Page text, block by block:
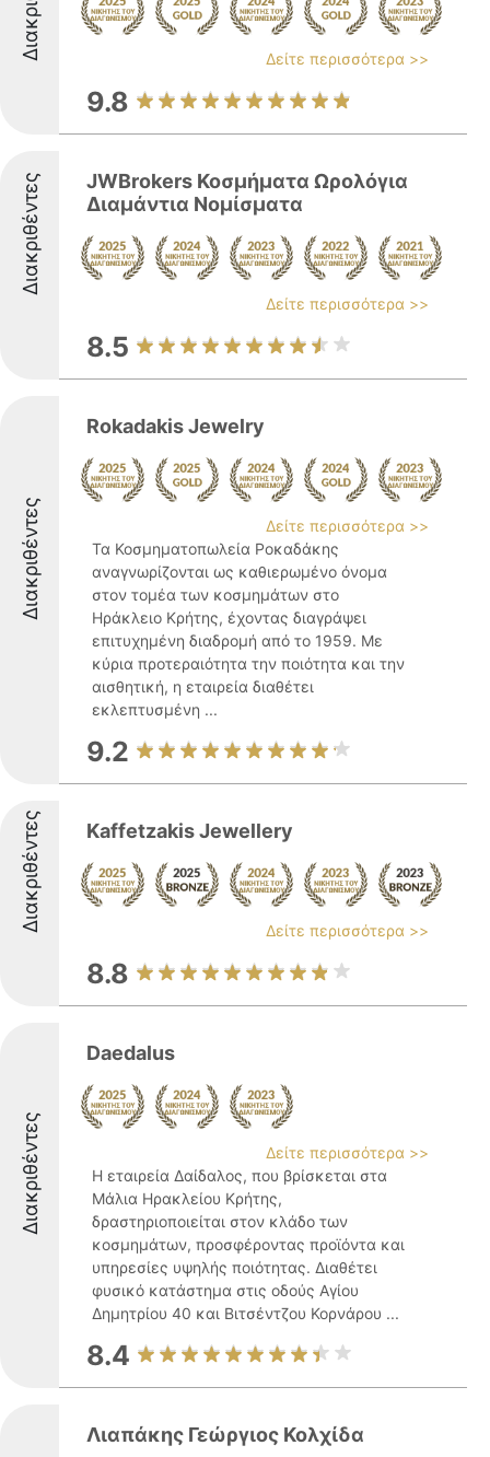
Δείτε περισσότερα >>
9.8
Διακριθέντες
JWBrokers Κοσμήματα Ωρολόγια
Διαμάντια Νομίσματα
Δείτε περισσότερα >>
8.5
Διακριθέντες
Rokadakis Jewelry
Δείτε περισσότερα >>
Τα Κοσμηματοπωλεία Ροκαδάκης
αναγνωρίζονται ως καθιερωμένο όνομα
στον τομέα των κοσμημάτων στο
Ηράκλειο Κρήτης, έχοντας διαγράψει
επιτυχημένη διαδρομή από το 1959. Με
κύρια προτεραιότητα την ποιότητα και την
αισθητική, η εταιρεία διαθέτει
εκλεπτυσμένη ...
9.2
Διακριθέντες Kaffetzakis Jewellery
Δείτε περισσότερα >>
8.8
Διακριθέντες
Daedalus
Δείτε περισσότερα >>
Η εταιρεία Δαίδαλος, που βρίσκεται στα
Μάλια Ηρακλείου Κρήτης,
δραστηριοποιείται στον κλάδο των
κοσμημάτων, προσφέροντας προϊόντα και
υπηρεσίες υψηλής ποιότητας. Διαθέτει
φυσικό κατάστημα στις οδούς Αγίου
Δημητρίου 40 και Βιτσέντζου Κορνάρου ...
8.4
Λιαπάκης Γεώργιος Κολχίδα